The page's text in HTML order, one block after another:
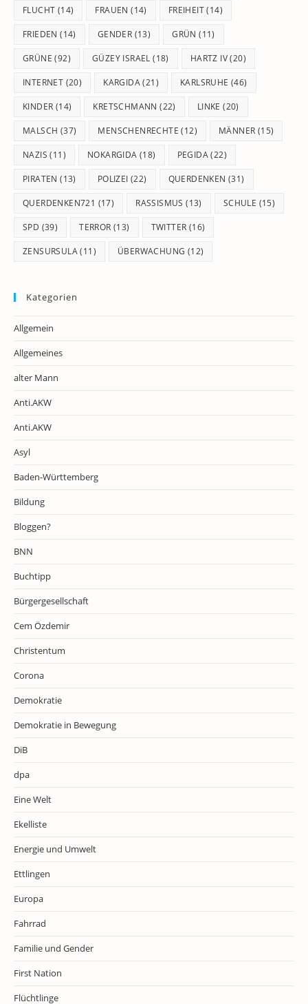
FLUCHT (14) FRAUEN (14) FREIHEIT(14)
FRIEDEN (14) GENDER (13) GRÜN (11)
GRÜNE (92) GÜZEY ISRAEL (18) HARTZ IV(20)
INTERNET (20) KARGIDA(21) KARLSRUHE (46)
KINDER (14) KRETSCHMANN (22) LINKE (20)
MALSCH (37) MENSCHENRECHTE (12) MÄNNER (15)
NAZIS (11) NOKARGIDA (18) PEGIDA(22)
PIRATEN (13) POLIZEI (22) QUERDENKEN (31)
QUERDENKEN721 (17) RASSISMUS (13) SCHULE (15)
SPD (39) TERROR (13) TWITTER (16)
ZENSURSULA(11) ÜBERWACHUNG (12)
Kategorien
Allgemein
Allgemeines
alter Mann
Anti.AKW
Anti.AKW
Asyl
Baden-Württemberg
Bildung
Bloggen?
BNN
Buchtipp
Bürgergesellschaft
Cem Özdemir
Christentum
Corona
Demokratie
Demokratie in Bewegung
DiB
dpa
Eine Welt
Ekelliste
Energie und Umwelt
Ettlingen
Europa
Fahrrad
Familie und Gender
First Nation
Flüchtlinge